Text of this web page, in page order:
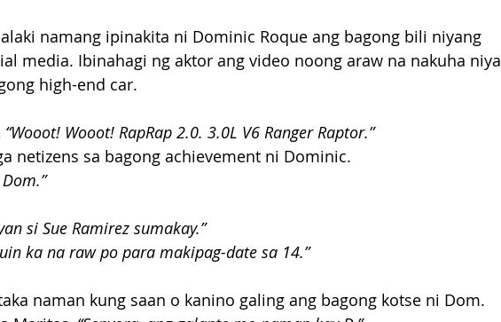
namang ipinakita ni Dominic Roque ang bagong bili niyang
media. Ibinahagi ng aktor ang video noong araw na nakuha niya
high-end car.
“Wooot! Wooot! RapRap 2.0. 3.0L V6 Ranger Raptor.”
netizens sa bagong achievement ni Dominic.
si Sue Ramirez sumakay.”
ka na raw po para makipag-date sa 14.”
naman kung saan o kanino galing ang bagong kotse ni Dom.